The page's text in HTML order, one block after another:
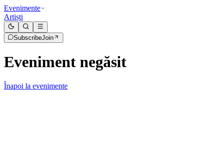
Evenimente
Artiști
SubscribeJoin
Eveniment negăsit
Înapoi la evenimente